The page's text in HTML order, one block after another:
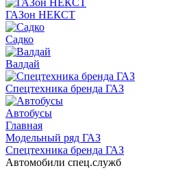
ГАЗон НЕКСТ
Садко
Валдай
Спецтехника бренда ГАЗ
Автобусы
Главная
Модельный ряд ГАЗ
Спецтехника бренда ГАЗ
Автомобили спец.служб